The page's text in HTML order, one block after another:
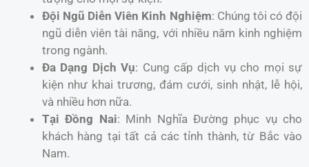
Đội Ngũ Diễn Viên Kinh Nghiệm: Chúng tôi có đội
ngũ diễn viên tài năng, với nhiều năm kinh nghiệm
trong ngành.
Đa Dạng Dịch Vụ: Cung cấp dịch vụ cho mọi sự
kiện như khai trương, đám cưới, sinh nhật, lễ hội,
và nhiều hơn nữa.
Tại Đồng Nai: Minh Nghĩa Đường phục vụ cho
khách hàng tại tất cả các tỉnh thành, từ Bắc vào
Nam.